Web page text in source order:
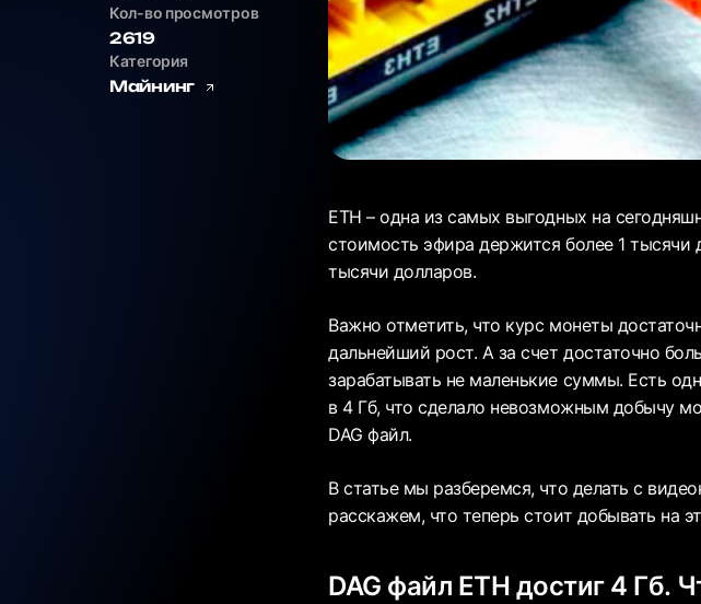
Кол-во просмотров
2619
Категория
Майнинг
ETH – одна из самых выгодных на
стоимость эфира держится более 1 тысячи
тысячи долларов.
Важно отметить, что курс монеты
дальнейший рост. А за счет достаточно
зарабатывать не маленькие суммы. Есть
в 4 Гб, что сделало невозможным добычу
DAG файл.
В статье мы разберемся, что делать с
расскажем, что теперь стоит добывать на
DAG файл ETH достиг 4 Гб.